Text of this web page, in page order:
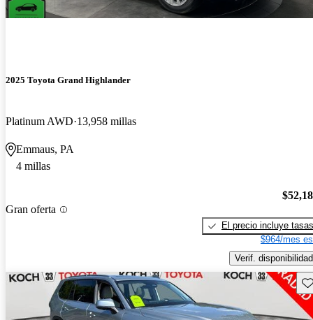
2025 Toyota Grand Highlander
Platinum AWD 13,958 millas
Emmaus, PA
4 millas
Gran oferta
El precio incluye tasas
$964/mes
Verif. disponibilidad